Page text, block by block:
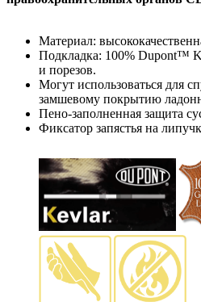
Материал:
Подкладка: 100% Dupont™
и порезов.
Могут использоваться для
замшевому покрытию
Пено-заполненная защита
Фиксатор запястья на